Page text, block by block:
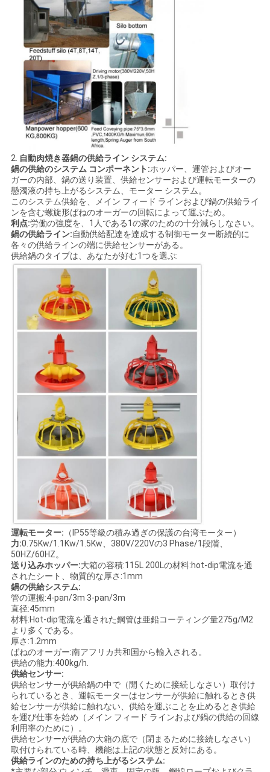
さ
い
PRIVACY
POLICY
2. 自動肉焼き器鍋の供給ライン システム:
鍋の供給のシステム コンポーネント:ホッパー、運管およびオー
ガーの内部、鍋の送り装置、供給センサーおよび運転モーターの
懸濁液の持ち上がるシステム、モーター システム。
このシステム供給を、メイン フィード ラインおよび鍋の供給ライ
ンを含む螺旋形ばねのオーガーの回転によって運ぶため。
利点:労働の強度を、1人である1の家のための十分減らしなさい。
鍋の供給ライン:自動供給配達を達成する制御モーター断続的に
各々の供給ラインの端に供給センサーがある。
供給鍋のタイプは、あなたが好む1つを選ぶ:
運転モーター: （IP55等級の積み過ぎの保護の台湾モーター）
力:0.75Kw/1.1Kw/1.5Kw、380V/220Vの3 Phase/1段階、
50HZ/60HZ。
送り込みホッパー:大箱の容積:115L 200Lの材料:hot-dip電流を通
されたシート、物質的な厚さ:1mm
鍋の供給システム:
管の運搬:4-pan/3m 3-pan/3m
直径:45mm
材料:Hot-dip電流を通された鋼管は亜鉛コーティング量275g/M2
より多くである。
厚さ:1.2mm
ばねのオーガー:南アフリカ共和国から輸入される。
供給の能力:400kg/h.
供給センサー:
供給センサーが供給鍋の中で（開くために接続しなさい）取付け
られているとき、運転モーターはセンサーが供給に触れるとき供
給センサーが供給に触れない、供給を運ぶことを止めるとき供給
を運び仕事を始め（メイン フィード ラインおよび鍋の供給の回線
利用率のために）。
供給センサーが供給の大箱の底で（閉まるために接続しなさい）
取付けられている時、機能は上記の状態と反対にある。
供給ラインのための持ち上がるシステム: